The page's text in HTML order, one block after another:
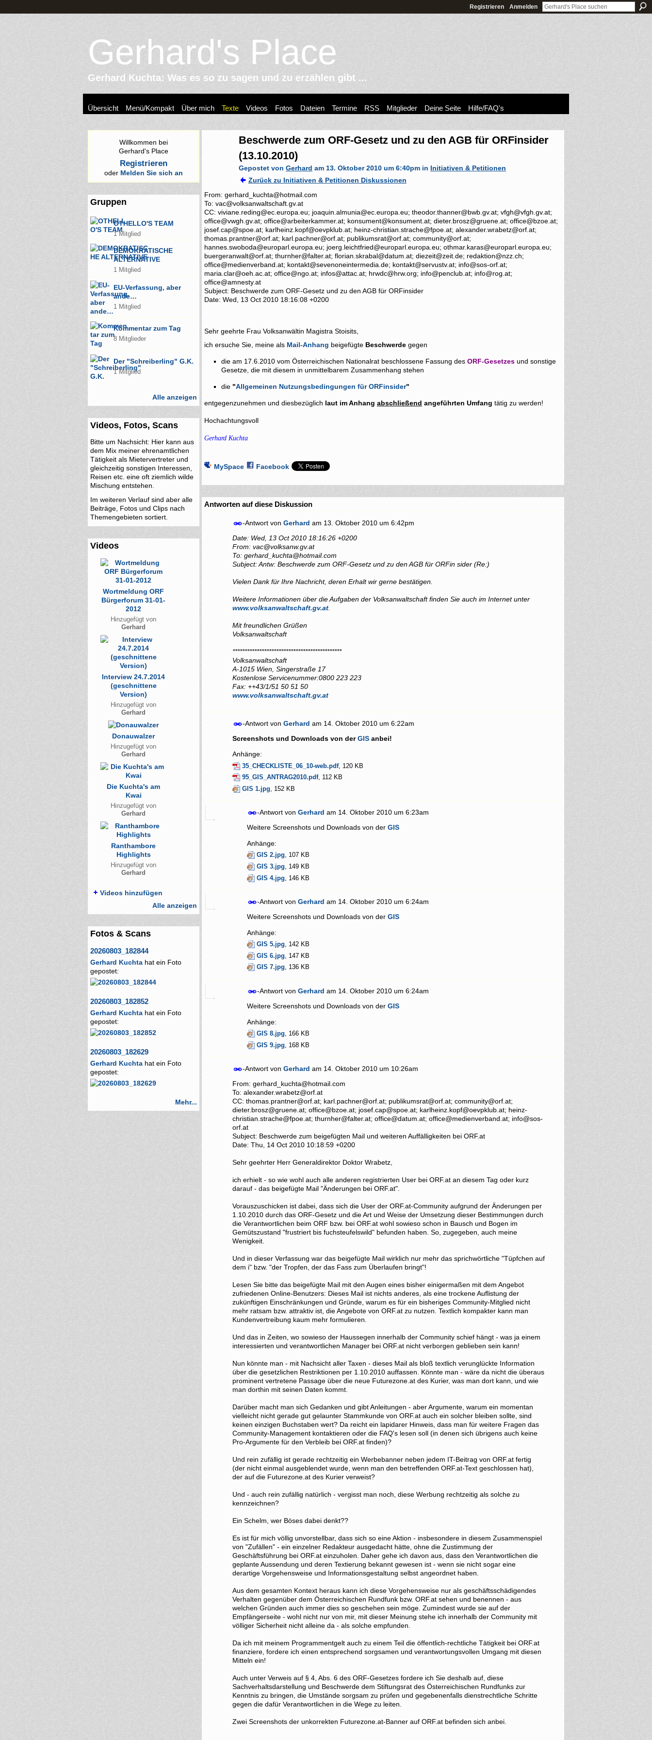
Registrieren Anmelden
Gerhard's Place
Gerhard Kuchta: Was es so zu sagen und zu erzählen gibt ...
Übersicht Menü/Kompakt Über mich Texte Videos Fotos Dateien Termine RSS Mitglieder Deine Seite Hilfe/FAQ's
Willkommen bei
Gerhard's Place
Registrieren
oder Melden Sie sich an
Gruppen
OTHELLO'S TEAM
1 Mitglied
DEMOKRATISCHE
ALTERNATIVE
1 Mitglied
EU-Verfassung, aber
ande…
1 Mitglied
Kommentar zum Tag
8 Mitglieder
Der "Schreiberling" G.K.
1 Mitglied
Alle anzeigen
Videos, Fotos, Scans
Bitte um Nachsicht: Hier kann aus
dem Mix meiner ehrenamtlichen
Tätigkeit als Mietervertreter und
gleichzeitig sonstigen Interessen,
Reisen etc. eine oft ziemlich wilde
Mischung entstehen.
Im weiteren Verlauf sind aber alle
Beiträge, Fotos und Clips nach
Themengebieten sortiert.
Videos
Wortmeldung ORF
Bürgerforum 31-01-
2012
Hinzugefügt von
Gerhard
Interview 24.7.2014
(geschnittene
Version)
Hinzugefügt von
Gerhard
Donauwalzer
Hinzugefügt von
Gerhard
Die Kuchta's am
Kwai
Hinzugefügt von
Gerhard
Ranthambore
Highlights
Hinzugefügt von
Gerhard
Videos hinzufügen
Alle anzeigen
Fotos & Scans
20260803_182844
Gerhard Kuchta hat ein Foto
gepostet:
20260803_182852
Gerhard Kuchta hat ein Foto
gepostet:
20260803_182629
Gerhard Kuchta hat ein Foto
gepostet:
Mehr...
Beschwerde zum ORF-Gesetz und zu den AGB für ORFinsider
(13.10.2010)
Gepostet von Gerhard am 13. Oktober 2010 um 6:40pm in Initiativen & Petitionen
Zurück zu Initiativen & Petitionen Diskussionen
From: gerhard_kuchta@hotmail.com
To: vac@volksanwaltschaft.gv.at
CC: viviane.reding@ec.europa.eu; joaquin.almunia@ec.europa.eu; theodor.thanner@bwb.gv.at; vfgh@vfgh.gv.at;
office@vwgh.gv.at; office@arbeiterkammer.at; konsument@konsument.at; dieter.brosz@gruene.at; office@bzoe.at;
josef.cap@spoe.at; karlheinz.kopf@oevpklub.at; heinz-christian.strache@fpoe.at; alexander.wrabetz@orf.at;
thomas.prantner@orf.at; karl.pachner@orf.at; publikumsrat@orf.at; community@orf.at;
hannes.swoboda@europarl.europa.eu; joerg.leichtfried@europarl.europa.eu; othmar.karas@europarl.europa.eu;
buergeranwalt@orf.at; thurnher@falter.at; florian.skrabal@datum.at; diezeit@zeit.de; redaktion@nzz.ch;
office@medienverband.at; kontakt@sevenoneintermedia.de; kontakt@servustv.at; info@sos-orf.at;
maria.clar@oeh.ac.at; office@ngo.at; infos@attac.at; hrwdc@hrw.org; info@penclub.at; info@rog.at;
office@amnesty.at
Subject: Beschwerde zum ORF-Gesetz und zu den AGB für ORFinsider
Date: Wed, 13 Oct 2010 18:16:08 +0200
Sehr geehrte Frau Volksanwältin Magistra Stoisits,
ich ersuche Sie, meine als Mail-Anhang beigefügte Beschwerde gegen
die am 17.6.2010 vom Österreichischen Nationalrat beschlossene Fassung des ORF-Gesetzes und sonstige
Gesetze, die mit diesem in unmittelbarem Zusammenhang stehen
die "Allgemeinen Nutzungsbedingungen für ORFinsider"
entgegenzunehmen und diesbezüglich laut im Anhang abschließend angeführten Umfang tätig zu werden!
Hochachtungsvoll
Gerhard Kuchta
MySpace Facebook
Antworten auf diese Diskussion
-Antwort von Gerhard am 13. Oktober 2010 um 6:42pm
Date: Wed, 13 Oct 2010 18:16:26 +0200
From: vac@volksanw.gv.at
To: gerhard_kuchta@hotmail.com
Subject: Antw: Beschwerde zum ORF-Gesetz und zu den AGB für ORFin sider (Re:)
Vielen Dank für Ihre Nachricht, deren Erhalt wir gerne bestätigen.
Weitere Informationen über die Aufgaben der Volksanwaltschaft finden Sie auch im Internet unter
www.volksanwaltschaft.gv.at
Mit freundlichen Grüßen
Volksanwaltschaft
*********************************************
Volksanwaltschaft
A-1015 Wien, Singerstraße 17
Kostenlose Servicenummer:0800 223 223
Fax: ++43/1/51 50 51 50
www.volksanwaltschaft.gv.at
-Antwort von Gerhard am 14. Oktober 2010 um 6:22am
Screenshots und Downloads von derGIS anbei!
Anhänge:
35_CHECKLISTE_06_10-web.pdf, 120 KB
95_GIS_ANTRAG2010.pdf, 112 KB
GIS 1.jpg, 152 KB
-Antwort von Gerhard am 14. Oktober 2010 um 6:23am
Weitere Screenshots und Downloads von der GIS
Anhänge:
GIS 2.jpg, 107 KB
GIS 3.jpg, 149 KB
GIS 4.jpg , 146 KB
-Antwort von Gerhard am 14. Oktober 2010 um 6:24am
Weitere Screenshots und Downloads von der GIS
Anhänge:
GIS 5.jpg, 142 KB
GIS 6.jpg , 147 KB
GIS 7.jpg, 136 KB
-Antwort von Gerhard am 14. Oktober 2010 um 6:24am
Weitere Screenshots und Downloads von der GIS
Anhänge:
GIS 8.jpg , 166 KB
GIS 9.jpg , 168 KB
-Antwort von Gerhard am 14. Oktober 2010 um 10:26am
From: gerhard_kuchta@hotmail.com
To: alexander.wrabetz@orf.at
CC: thomas.prantner@orf.at; karl.pachner@orf.at; publikumsrat@orf.at; community@orf.at;
dieter.brosz@gruene.at; office@bzoe.at; josef.cap@spoe.at; karlheinz.kopf@oevpklub.at; heinz-
christian.strache@fpoe.at; thurnher@falter.at; office@datum.at; office@medienverband.at; info@sos-
orf.at
Subject: Beschwerde zum beigefügten Mail und weiteren Auffälligkeiten bei ORF.at
Date: Thu, 14 Oct 2010 10:18:59 +0200
Sehr geehrter Herr Generaldirektor Doktor Wrabetz,
ich erhielt - so wie wohl auch alle anderen registrierten User bei ORF.at an diesem Tag oder kurz
darauf - das beigefügte Mail "Änderungen bei ORF.at".
Vorauszuschicken ist dabei, dass sich die User der ORF.at-Community aufgrund der Änderungen per
1.10.2010 durch das ORF-Gesetz und die Art und Weise der Umsetzung dieser Bestimmungen durch
die Verantwortlichen beim ORF bzw. bei ORF.at wohl sowieso schon in Bausch und Bogen im
Gemütszustand "frustriert bis fuchsteufelswild" befunden haben. So, zugegeben, auch meine
Wenigkeit.
Und in dieser Verfassung war das beigefügte Mail wirklich nur mehr das sprichwörtliche "Tüpfchen auf
dem i" bzw. "der Tropfen, der das Fass zum Überlaufen bringt"!
Lesen Sie bitte das beigefügte Mail mit den Augen eines bisher einigermaßen mit dem Angebot
zufriedenen Online-Benutzers: Dieses Mail ist nichts anderes, als eine trockene Auflistung der
zukünftigen Einschränkungen und Gründe, warum es für ein bisheriges Community-Mitglied nicht
mehr ratsam bzw. attraktiv ist, die Angebote von ORF.at zu nutzen. Textlich kompakter kann man
Kundenvertreibung kaum mehr formulieren.
Und das in Zeiten, wo sowieso der Haussegen innerhalb der Community schief hängt - was ja einem
interessierten und verantwortlichen Manager bei ORF.at nicht verborgen geblieben sein kann!
Nun könnte man - mit Nachsicht aller Taxen - dieses Mail als bloß textlich verunglückte Information
über die gesetzlichen Restriktionen per 1.10.2010 auffassen. Könnte man - wäre da nicht die überaus
prominent vertretene Passage über die neue Futurezone.at des Kurier, was man dort kann, und wie
man dorthin mit seinen Daten kommt.
Darüber macht man sich Gedanken und gibt Anleitungen - aber Argumente, warum ein momentan
vielleicht nicht gerade gut gelaunter Stammkunde von ORF.at auch ein solcher bleiben sollte, sind
keinen einzigen Buchstaben wert? Da reicht ein lapidarer Hinweis, dass man für weitere Fragen das
Community-Management kontaktieren oder die FAQ's lesen soll (in denen sich übrigens auch keine
Pro-Argumente für den Verbleib bei ORF.at finden)?
Und rein zufällig ist gerade rechtzeitig ein Werbebanner neben jedem IT-Beitrag von ORF.at fertig
(der nicht einmal ausgeblendet wurde, wenn man den betreffenden ORF.at-Text geschlossen hat),
der auf die Futurezone.at des Kurier verweist?
Und - auch rein zufällig natürlich - vergisst man noch, diese Werbung rechtzeitig als solche zu
kennzeichnen?
Ein Schelm, wer Böses dabei denkt??
Es ist für mich völlig unvorstellbar, dass sich so eine Aktion - insbesondere in diesem Zusammenspiel
von "Zufällen" - ein einzelner Redakteur ausgedacht hätte, ohne die Zustimmung der
Geschäftsführung bei ORF.at einzuholen. Daher gehe ich davon aus, dass den Verantwortlichen die
geplante Aussendung und deren Textierung bekannt gewesen ist - wenn sie nicht sogar eine
derartige Vorgehensweise und Informationsgestaltung selbst angeordnet haben.
Aus dem gesamten Kontext heraus kann ich diese Vorgehensweise nur als geschäftsschädigendes
Verhalten gegenüber dem Österreichischen Rundfunk bzw. ORF.at sehen und benennen - aus
welchen Gründen auch immer dies so geschehen sein möge. Zumindest wurde sie auf der
Empfängerseite - wohl nicht nur von mir, mit dieser Meinung stehe ich innerhalb der Community mit
völliger Sicherheit nicht alleine da - als solche empfunden.
Da ich mit meinem Programmentgelt auch zu einem Teil die öffentlich-rechtliche Tätigkeit bei ORF.at
finanziere, fordere ich einen entsprechend sorgsamen und verantwortungsvollen Umgang mit diesen
Mitteln ein!
Auch unter Verweis auf § 4, Abs. 6 des ORF-Gesetzes fordere ich Sie deshalb auf, diese
Sachverhaltsdarstellung und Beschwerde dem Stiftungsrat des Österreichischen Rundfunks zur
Kenntnis zu bringen, die Umstände sorgsam zu prüfen und gegebenenfalls dienstrechtliche Schritte
gegen die dafür Verantwortlichen in die Wege zu leiten.
Zwei Screenshots der unkorrekten Futurezone.at-Banner auf ORF.at befinden sich anbei.